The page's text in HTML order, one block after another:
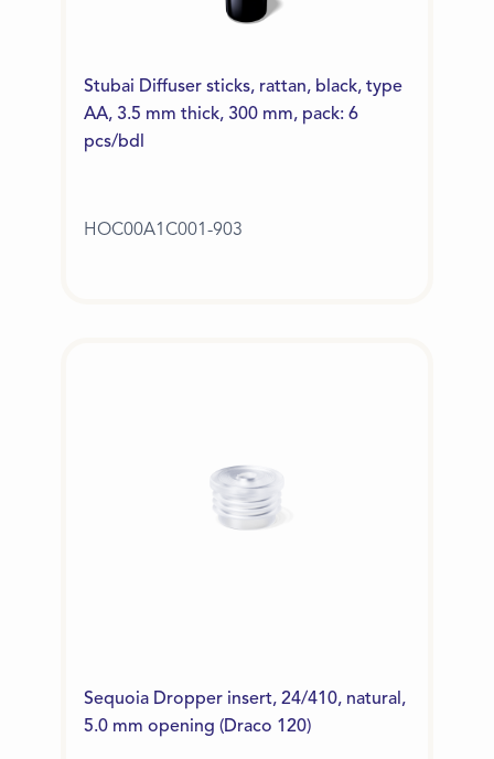
Stubai Diffuser sticks, rattan, black, type
AA, 3.5 mm thick, 300 mm, pack: 6
pcs/bdl
HOC00A1C001-903
Sequoia Dropper insert, 24/410, natural,
5.0 mm opening (Draco 120)